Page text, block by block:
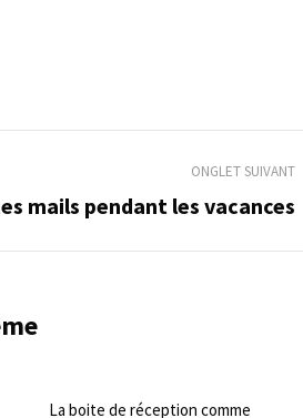
ONGLET SUIVANT
mails pendant les vacances
La boite de réception comme